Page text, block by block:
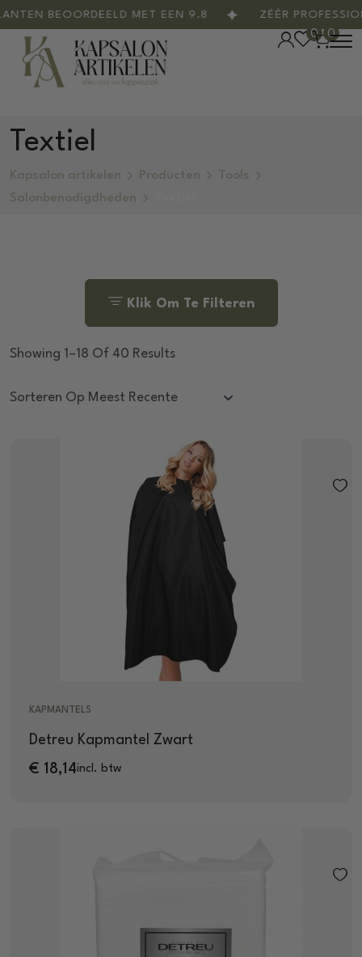
BEOORDEELD MET EEN 9.8 ZÉÉR
0 0
Textiel
Kapsalon artikelen Producten
Tools
Salonbenodigdheden
Klik Om Te Filteren
Showing 1–18 Of 40 Results
KAPMANTELS
Detreu Kapmantel Zwart
€ 18,14incl. btw